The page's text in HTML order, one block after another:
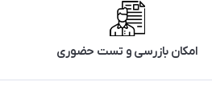
امکان بازرسی و تست حضوری